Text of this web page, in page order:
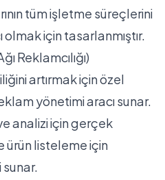
tüm işletme süreçlerini
için tasarlanmıştır.
Reklamcılığı)
artırmak için özel
yönetimi aracı sunar.
analizi için gerçek
ürün listeleme için